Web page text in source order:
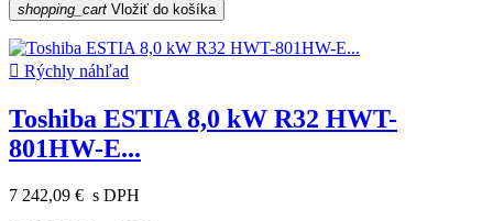
shopping_cart Vložiť do košíka
 Rýchly náhľad
Toshiba ESTIA 8,0 kW R32 HWT-
801HW-E...
7 242,09 € s DPH